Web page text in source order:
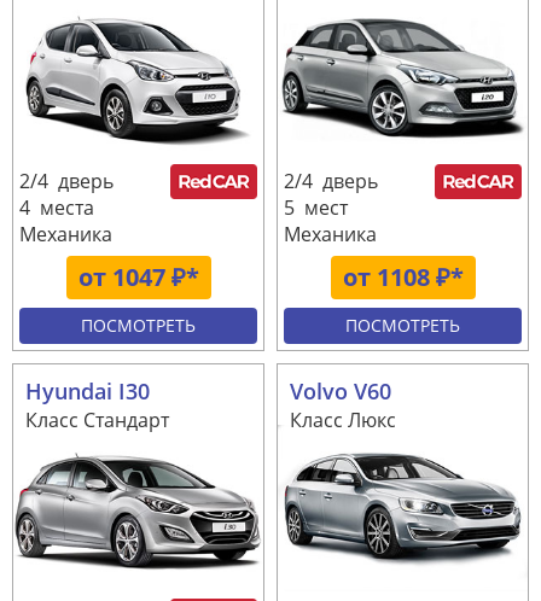
от 1047 ₽*
2/4 дверь
4 места
Механика
ПОСМОТРЕТЬ
от 1108 ₽*
2/4 дверь
5 мест
Механика
ПОСМОТРЕТЬ
Hyundai I30
Класс Стандарт
Volvo V60
Класс Люкс